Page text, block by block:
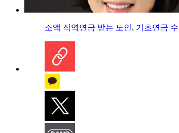
소액 직역연금 받는 노인, 기초연금